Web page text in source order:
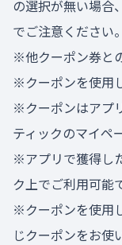
の選択が無い場合
でご注意ください。
※他クーポン券と
※クーポンを使用
※クーポンはアプ
ティックのマイペ
※アプリで獲得し
ク上でご利用可能
※クーポンを使用
じクーポンをお使